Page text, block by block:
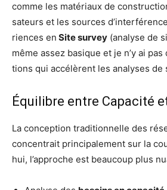
comme les maté­riaux de
sa­teurs et les sources
riences en Site sur­vey (ana­lyse de
même assez basique et je n’y ai
tions qui accé­lèrent les ana­lyses de
Équilibre entre Capacité
La concep­tion tra­di­tion­nelle des
concen­trait prin­ci­pa­le­ment sur la
hui, l’ap­proche est beau­coup plus